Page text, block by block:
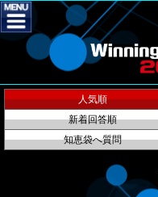
人気順
新着回答順
知恵袋へ質問